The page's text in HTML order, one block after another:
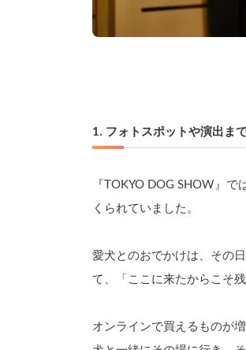
1. フォトスポットや演出ま
『TOKYO DOG SHOW』
くられていました。
愛犬とのおでかけは、その
て、「ここに来たからこそ
オンラインで買えるものが